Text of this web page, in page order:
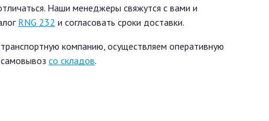
Наши менеджеры свяжутся с вами и
RNG 232 и согласовать сроки доставки.
компанию, осуществляем оперативную
со складов.